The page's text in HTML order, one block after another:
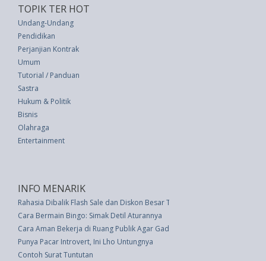
TOPIK TER HOT
Undang-Undang
Pendidikan
Perjanjian Kontrak
Umum
Tutorial / Panduan
Sastra
Hukum & Politik
Bisnis
Olahraga
Entertainment
INFO MENARIK
Rahasia Dibalik Flash Sale dan Diskon Besar Toko Online
Cara Bermain Bingo: Simak Detil Aturannya
Cara Aman Bekerja di Ruang Publik Agar Gadget Tak Jadi Target Hacker
Punya Pacar Introvert, Ini Lho Untungnya
Contoh Surat Tuntutan